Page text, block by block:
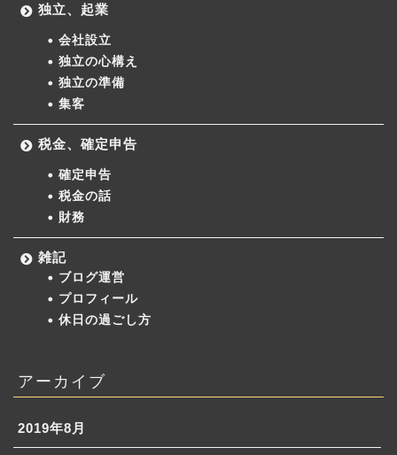
独立、起業
会社設立
独立の心構え
独立の準備
集客
税金、確定申告
確定申告
税金の話
財務
雑記
ブログ運営
プロフィール
休日の過ごし方
アーカイブ
2019年8月